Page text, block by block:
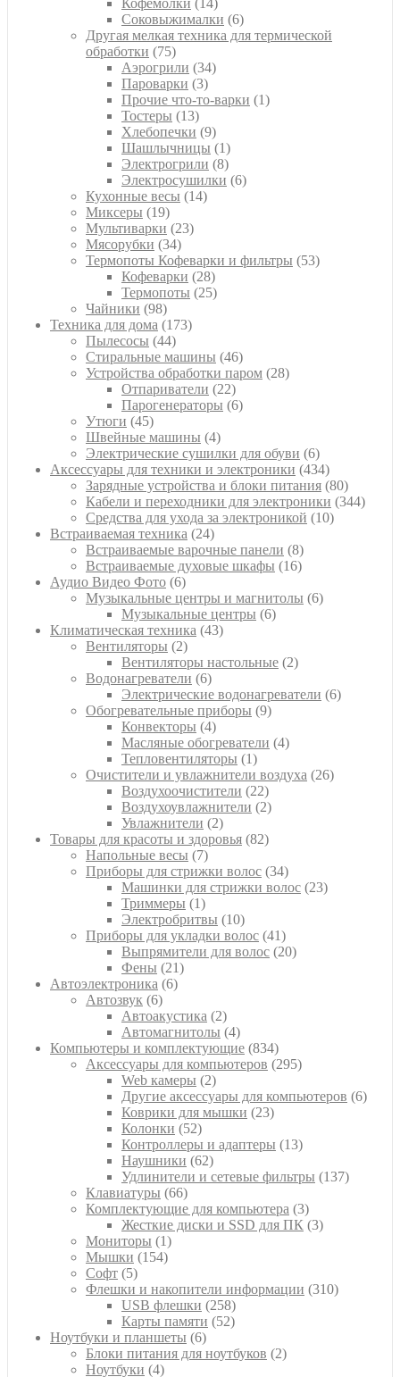
Кофемолки 14
товаров
Соковыжималки 66
товаров
Другая мелкая техника для термической
обработки
7575
товаров
Аэрогрили 3434
Пароварки 33
товара
Прочие что-то-варки 11
Тостеры 1313
товаров
Хлебопечки 99
товаров
Шашлычницы 11
товар
Электрогрили 88
товаров
Электросушилки 66
Кухонные весы 1414
Миксеры 1919
товаров
Мультиварки 2323
Мясорубки 3434
товара
Термопоты Кофеварки и фильтры 5353
Кофеварки 2828
товаров
Термопоты 2525
Чайники 9898
товаров
Техника для дома 173173
Пылесосы 4444
товара
Стиральные машины 4646
товаров
Устройства обработки паром 2828
Отпариватели 2222
товара
Парогенераторы 66
Утюги 4545
товаров
Швейные машины 44
товара
Электрические сушилки для обуви 66
товаров
Аксессуары для техники и электроники 434434
товара
Зарядные устройства и блоки питания 8080
товаров
Кабели и переходники для электроники 344344
Средства для ухода за электроникой 1010
Встраиваемая техника 2424
товара
Встраиваемые варочные панели 88
товаров
Встраиваемые духовые шкафы 1616
Аудио Видео Фото 66
товаров
Музыкальные центры и магнитолы 66
Музыкальные центры 66
Климатическая техника 4343
Вентиляторы 22
товара
Вентиляторы настольные 22
Водонагреватели 66
товаров
Электрические водонагреватели 66
Обогревательные приборы 99
Конвекторы 44
товара
Масляные обогреватели 44
Тепловентиляторы 11
товар
Очистители и увлажнители воздуха 2626
Воздухоочистители 2222
товара
Воздухоувлажнители 22
Увлажнители 22
товара
Товары для красоты и здоровья 8282
Напольные весы 77
товаров
Приборы для стрижки волос 3434
товара
Машинки для стрижки волос 2323
Триммеры 11
товар
Электробритвы 1010
товаров
Приборы для укладки волос 4141
товар
Выпрямители для волос 2020
Фены 2121
Автоэлектроника 66
Автозвук 66
товаров
Автоакустика 22
товара
Автомагнитолы 44
товара
Компьютеры и комплектующие 834834
товара
Аксессуары для компьютеров 295295
Web камеры 22
товара
Другие аксессуары для компьютеров 66
Коврики для мышки 2323
Колонки 5252
товара
Контроллеры и адаптеры 1313
Наушники 6262
товара
Удлинители и сетевые фильтры 137137
Клавиатуры 6666
товаров
Комплектующие для компьютера 33
товара
Жесткие диски и SSD для ПК 33
Мониторы 11
товар
Мышки 154154
Софт 55
товаров
Флешки и накопители информации 310310
USB флешки 258258
товаров
Карты памяти 5252
Ноутбуки и планшеты 66
товаров
Блоки питания для ноутбуков 22
Ноутбуки 44